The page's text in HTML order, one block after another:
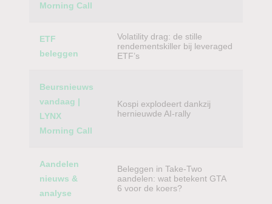
Morning Call
ETF
beleggen
Volatility drag: de stille
rendementskiller bij leveraged
ETF’s
Beursnieuws
vandaag |
LYNX
Morning Call
Kospi explodeert dankzij
hernieuwde AI-rally
Aandelen
nieuws &
analyse
Beleggen in Take-Two
aandelen: wat betekent GTA
6 voor de koers?